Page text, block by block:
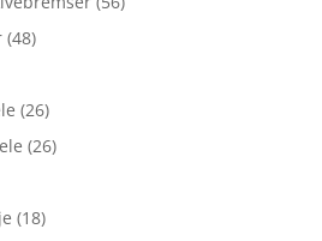
(48)
(26)
(26)
(18)